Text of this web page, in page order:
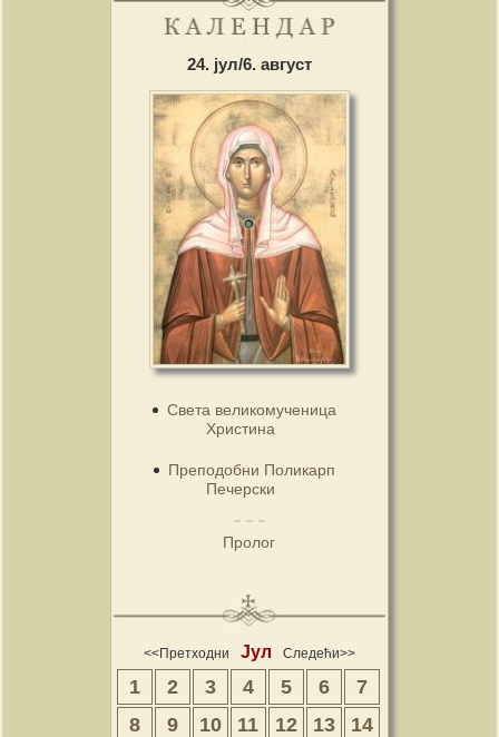
24. јул/6. август
Света великомученица
Христина
Преподобни Поликарп
Печерски
Пролог
<<Претходни Јул Следећи>>
1 2 3 4 5 6
7
8
9 10 11 12 13
14